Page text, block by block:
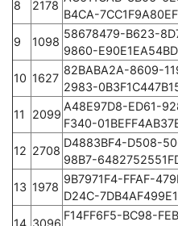
8
2178
B4CA-
9
1098
58678479-B623-
9860-
10 1627
82BABA2A-8609-
2983-
11
2099
A48E97D8-ED61-
F340-
12 2708
D4883BF4-D508-
98B7-
13 1978
9B7971F4-FFAF-
D24C-
14 3096
F14FF6F5-BC98-